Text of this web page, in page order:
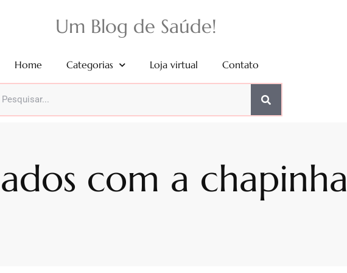
Um Blog de Saúde!
Home Categorias Loja virtual Contato
com a chapinha